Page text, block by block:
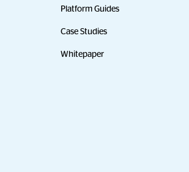
Platform Guides
Case Studies
Whitepaper